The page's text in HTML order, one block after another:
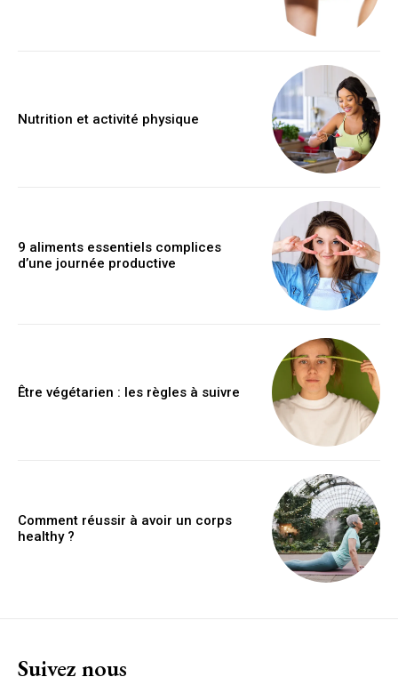
Nutrition et activité physique
9 aliments essentiels complices
d’une journée productive
Être végétarien : les règles à suivre
Comment réussir à avoir un corps
healthy ?
Suivez nous